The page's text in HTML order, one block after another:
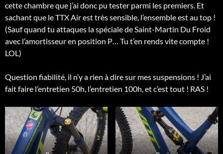
cette chambre que j’ai donc pu tester parmi les premiers. Et
sachant que le TTX Air est très sensible, l’ensemble est au top !
(Sauf quand tu attaques la spéciale de Saint-Martin Du Froid
avec l’amortisseur en position P… Tu t’en rends vite compte !
LOL)
Question fiabilité, il n’y a rien à dire sur mes suspensions ! J’ai
fait faire l’entretien 50h, l’entretien 100h, et c’est tout ! RAS !